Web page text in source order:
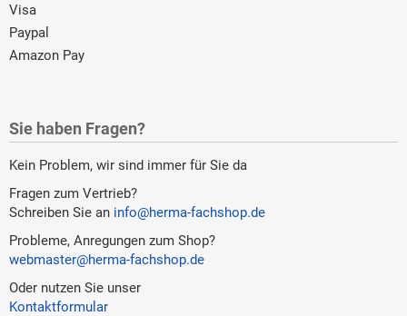
Visa
Paypal
Amazon Pay
Sie haben Fragen?
Kein Problem, wir sind immer für Sie da
Fragen zum Vertrieb?
Schreiben Sie an info@herma-fachshop.de
Probleme, Anregungen zum Shop?
webmaster@herma-fachshop.de
Oder nutzen Sie unser
Kontaktformular